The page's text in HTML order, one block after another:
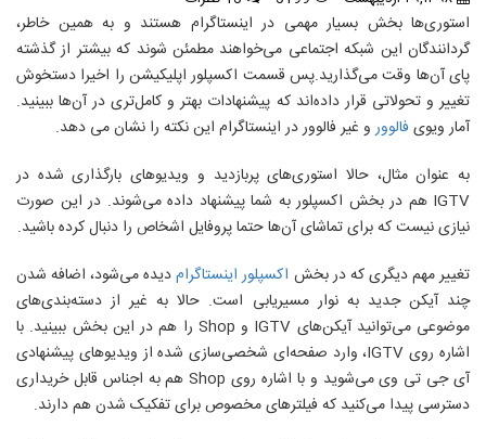
استوری‌ها بخش بسیار مهمی در اینستاگرام هستند و به همین خاطر،
گردانندگان این شبکه اجتماعی می‌خواهند مطمئن شوند که بیشتر از گذشته
پای آن‌ها وقت می‌گذارید.پس قسمت اکسپلور اپلیکیشن را اخیرا دستخوش
تغییر و تحولاتی قرار داده‌اند که پیشنهادات بهتر و کامل‌تری در آن‌ها ببینید.
آمار ویوی فالوورو غیر فالوور در اینستاگرام این نکته را نشان می دهد.
به عنوان مثال، حالا استوری‌های پربازدید و ویدیوهای بارگذاری شده در
IGTV هم در بخش اکسپلور به شما پیشنهاد داده می‌شوند. در این صورت
نیازی نیست که برای تماشای آن‌ها حتما پروفایل اشخاص را دنبال کرده باشید.
تغییر مهم دیگری که در بخش اکسپلور اینستاگرامدیده می‌شود، اضافه شدن
چند آیکن جدید به نوار مسیریابی است. حالا به غیر از دسته‌بندی‌های
موضوعی می‌توانید آیکن‌های IGTV و Shop را هم در این بخش ببینید. با
اشاره روی IGTV، وارد صفحه‌ای شخصی‌سازی شده از ویدیوهای پیشنهادی
آی جی تی وی می‌شوید و با اشاره روی Shop هم به اجناس قابل خریداری
دسترسی پیدا می‌کنید که فیلترهای مخصوص برای تفکیک شدن هم دارند.